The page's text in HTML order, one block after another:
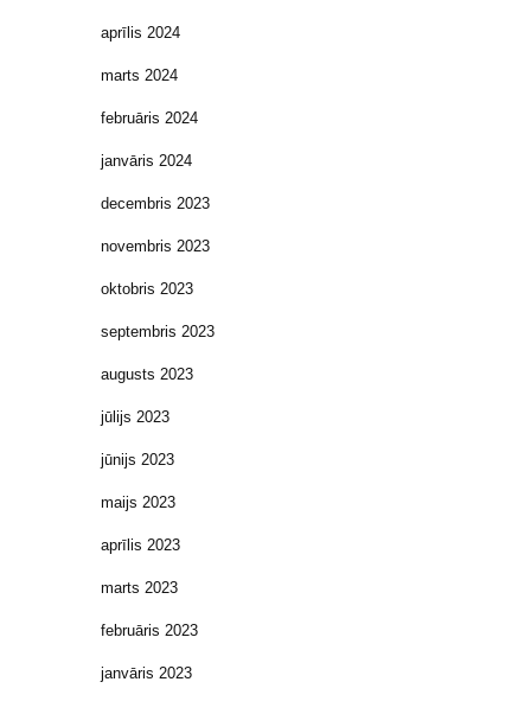
aprīlis 2024
marts 2024
februāris 2024
janvāris 2024
decembris 2023
novembris 2023
oktobris 2023
septembris 2023
augusts 2023
jūlijs 2023
jūnijs 2023
maijs 2023
aprīlis 2023
marts 2023
februāris 2023
janvāris 2023